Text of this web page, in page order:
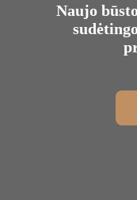
Naujo